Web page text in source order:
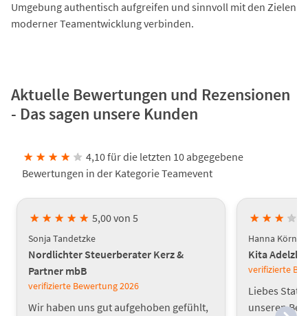
Umgebung authentisch aufgreifen und sinnvoll mit den Zielen
moderner Teamentwicklung verbinden.
Aktuelle Bewertungen und Rezensionen
- Das sagen unsere Kunden
★ ★ ★ ★ ★ 4,10 für die letzten 10 abgegebene
Bewertungen in der Kategorie Teamevent
★ ★ ★ ★ ★ 5,00 von 5
Sonja Tandetzke
Nordlichter Steuerberater Kerz &
Partner mbB
verifizierte Bewertung2026
Wir haben uns gut aufgehoben gefühlt,
★ ★ ★ ★
Hanna Körner
Kita
verifizierte
Liebes
unseren